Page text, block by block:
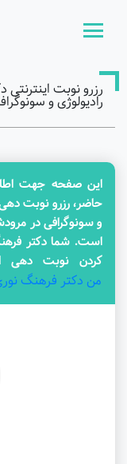
رزرو نوبت
رادیولوژی و
این صفحه جهت
حاضر، رزرو نوبت
و سونوگرافی در
است. شما دکتر
کردن نوبت دهی
من دکتر فرهنگ